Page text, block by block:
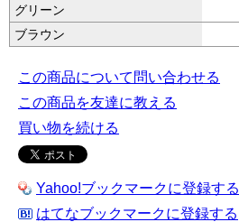
グリーン
ブラウン
この商品について問い合わせる
この商品を友達に教える
買い物を続ける
Yahoo!ブックマークに登録する
はてなブックマークに登録する